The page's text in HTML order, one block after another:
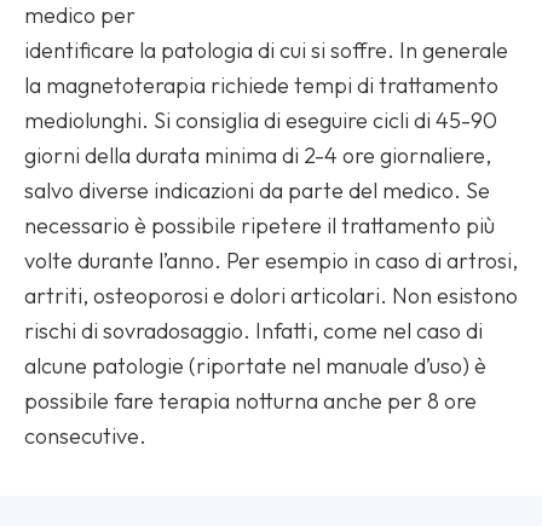
medico per
identificare la patologia di cui si soffre. In generale
la magnetoterapia richiede tempi di trattamento
mediolunghi. Si consiglia di eseguire cicli di 45-90
giorni della durata minima di 2-4 ore giornaliere,
salvo diverse indicazioni da parte del medico. Se
necessario è possibile ripetere il trattamento più
volte durante l’anno. Per esempio in caso di artrosi,
artriti, osteoporosi e dolori articolari. Non esistono
rischi di sovradosaggio. Infatti, come nel caso di
alcune patologie (riportate nel manuale d’uso) è
possibile fare terapia notturna anche per 8 ore
consecutive.